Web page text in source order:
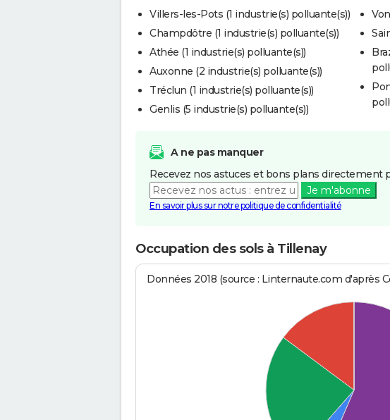
Villers-les-Pots (1 industrie(s) polluante(s))
Champdôtre (1 industrie(s) polluante(s))
Athée (1 industrie(s) polluante(s))
Auxonne (2 industrie(s) polluante(s))
Tréclun (1 industrie(s) polluante(s))
Genlis (5 industrie(s) polluante(s))
A ne pas manquer
Recevez nos astuces et bons plans directement
Je m'abonne
En savoir plus sur notre politique de confidentialité
Occupation des sols à Tillenay
Données 2018 (source : Linternaute.com d'après